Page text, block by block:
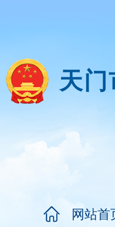
天
网站首